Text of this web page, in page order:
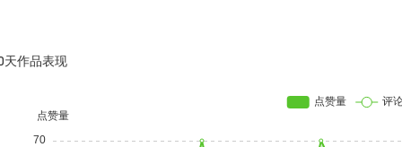
天作品表现